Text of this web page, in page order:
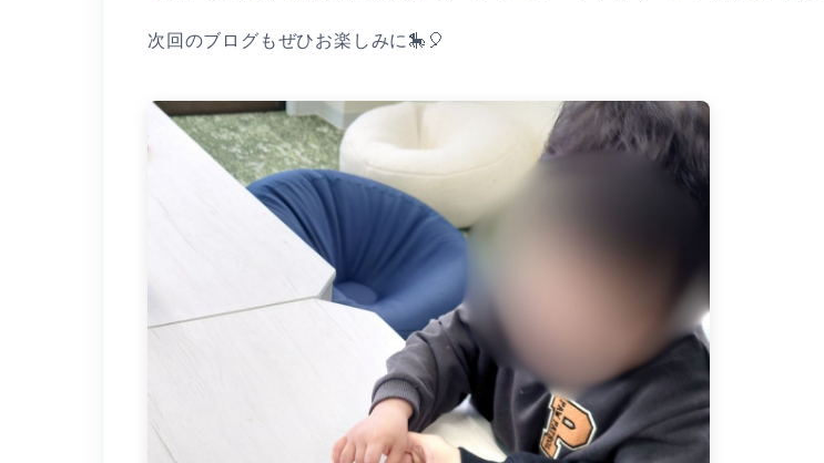
次回のブログもぜひお楽しみに🎠🎈